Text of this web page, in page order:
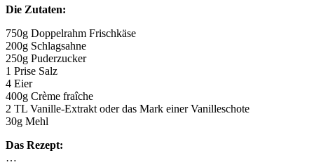
Die Zutaten:
750g Doppelrahm Frischkäse
200g Schlagsahne
250g Puderzucker
1 Prise Salz
4 Eier
400g Crème fraîche
2 TL Vanille-Extrakt oder das Mark einer Vanilleschote
30g Mehl
Das Rezept:
…